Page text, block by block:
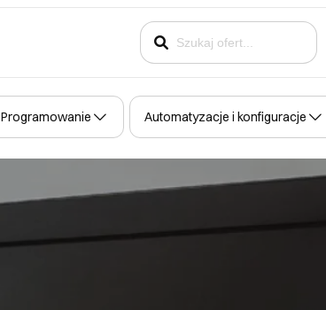
Kupujący
Programowanie Automatyzacje i konfiguracje